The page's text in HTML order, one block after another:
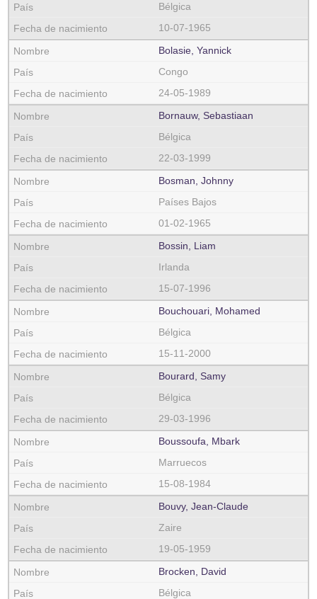
Bélgica
10-07-1965
Bolasie, Yannick
Congo
24-05-1989
Bornauw, Sebastiaan
Bélgica
22-03-1999
Bosman, Johnny
Países Bajos
01-02-1965
Bossin, Liam
Irlanda
15-07-1996
Bouchouari, Mohamed
Bélgica
15-11-2000
Bourard, Samy
Bélgica
29-03-1996
Boussoufa, Mbark
Marruecos
15-08-1984
Bouvy, Jean-Claude
Zaire
19-05-1959
Brocken, David
Bélgica